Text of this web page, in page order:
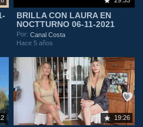
BRILLA CON LAURA EN
NOCTTURNO 06-11-2021
Por:Canal Costa
Hace 5 años
19:26